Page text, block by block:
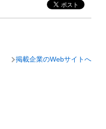
掲載企業のWebサイトへ